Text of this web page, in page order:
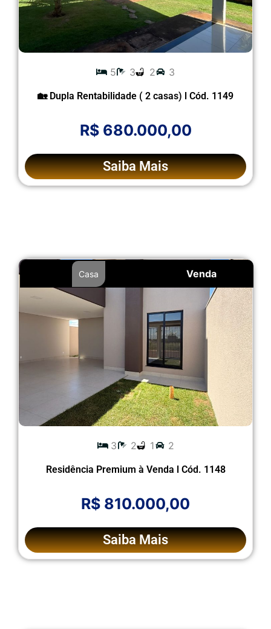
5 3 2 3
🏡 Dupla Rentabilidade ( 2 casas) l Cód. 1149
R$ 680.000,00
Saiba Mais
Venda
Casa
3 2 1 2
Residência Premium à Venda l Cód. 1148
R$ 810.000,00
Saiba Mais